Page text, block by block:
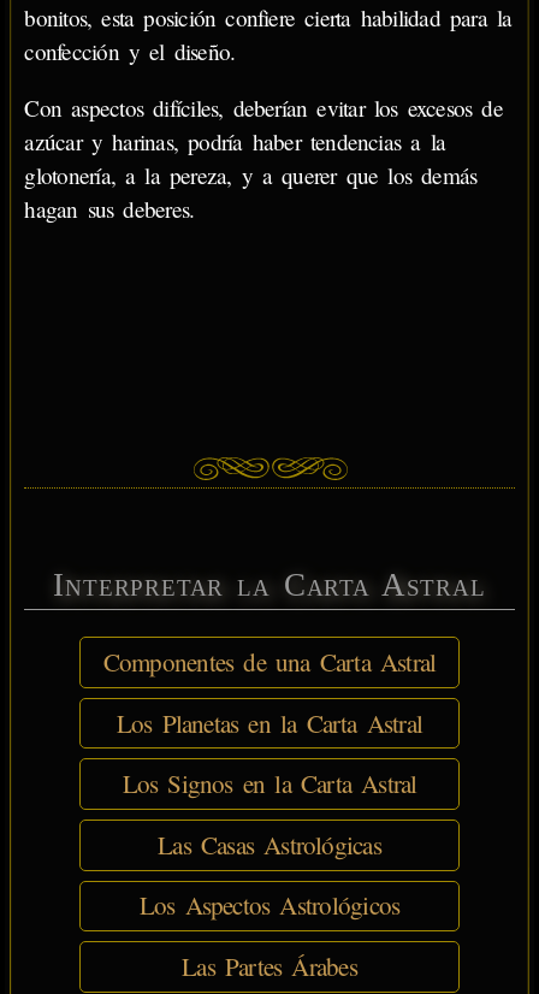
bonitos, esta posición confiere cierta habilidad para la
confección y el diseño.
Con aspectos difíciles, deberían evitar los excesos de
azúcar y harinas, podría haber tendencias a la
glotonería, a la pereza, y a querer que los demás
hagan sus deberes.
Interpretar la Carta Astral
Componentes de una Carta Astral
Los Planetas en la Carta Astral
Los Signos en la Carta Astral
Las Casas Astrológicas
Los Aspectos Astrológicos
Las Partes Árabes